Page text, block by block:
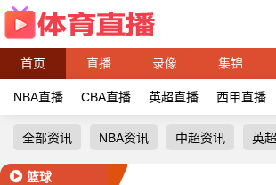
首页 直播 录像 集锦
NBA直播 CBA直播 英超直播 西甲直播
全部资讯 NBA资讯 中超资讯 英
篮球